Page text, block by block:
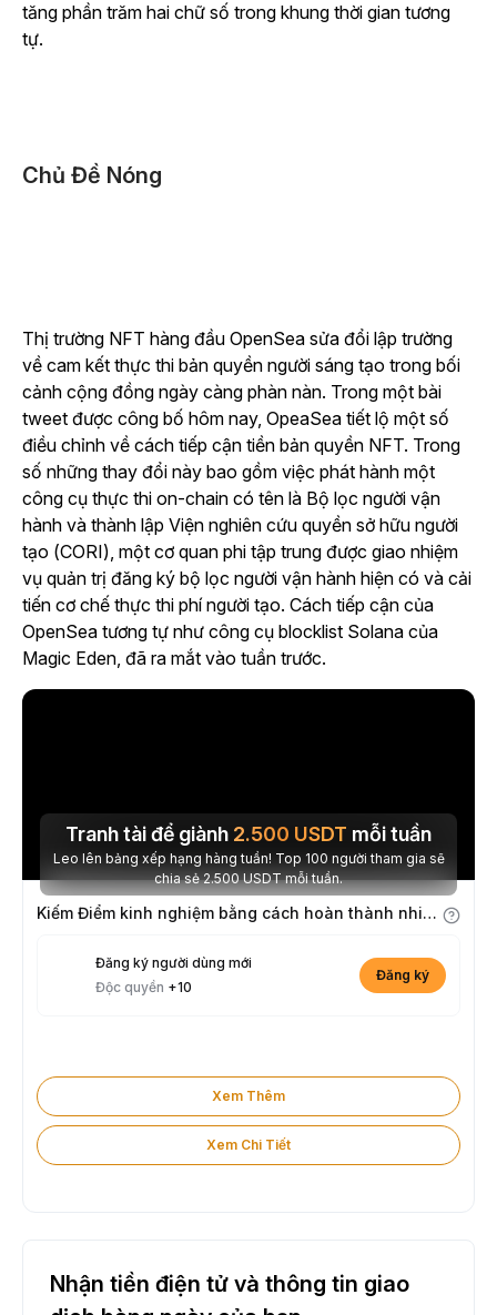
tăng phần trăm hai chữ số trong khung thời gian tương
tự.
Chủ Đề Nóng
Thị trường NFT hàng đầu OpenSea sửa đổi lập trường
về cam kết thực thi bản quyền người sáng tạo trong bối
cảnh cộng đồng ngày càng phàn nàn. Trong một bài
tweet được công bố hôm nay, OpeaSea tiết lộ một số
điều chỉnh về cách tiếp cận tiền bản quyền NFT. Trong
số những thay đổi này bao gồm việc phát hành một
công cụ thực thi on-chain có tên là Bộ lọc người vận
hành và thành lập Viện nghiên cứu quyền sở hữu người
tạo (CORI), một cơ quan phi tập trung được giao nhiệm
vụ quản trị đăng ký bộ lọc người vận hành hiện có và cải
tiến cơ chế thực thi phí người tạo. Cách tiếp cận của
OpenSea tương tự như công cụ blocklist Solana của
Magic Eden, đã ra mắt vào tuần trước.
Tranh tài để giành 2.500 USDT mỗi tuần
Leo lên bảng xếp hạng hàng tuần! Top 100 người tham gia sẽ
chia sẻ 2.500 USDT mỗi tuần.
Kiếm Điểm kinh nghiệm bằng cách hoàn thành nhiệm vụ
Đăng ký người dùng mới
Độc quyền +10
Đăng ký
Xem Thêm
Xem Chi Tiết
Nhận tiền điện tử và thông tin giao